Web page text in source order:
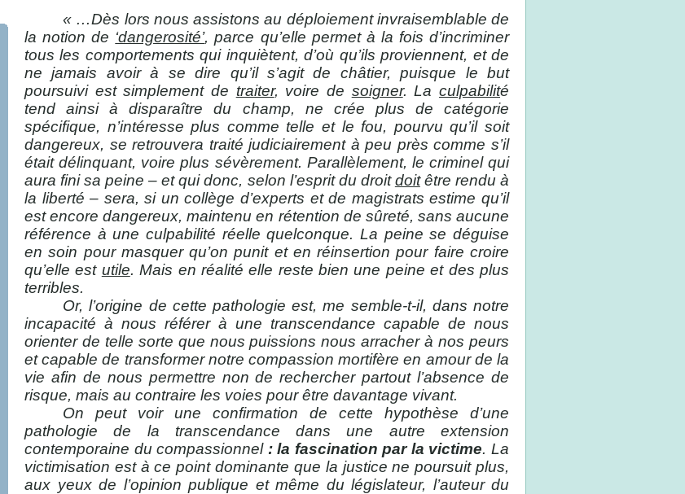
« …Dès lors nous assistons au déploiement invraisemblable de
la notion de ‘dangerosité’, parce qu’elle permet à la fois d’incriminer
tous les comportements qui inquiètent, d’où qu’ils proviennent, et de
ne jamais avoir à se dire qu’il s’agit de châtier, puisque le but
poursuivi est simplement de traiter, voire de soigner. Laculpabilité
tend ainsi à disparaître du champ, ne crée plus de catégorie
spécifique, n’intéresse plus comme telle et le fou, pourvu qu’il soit
dangereux, se retrouvera traité judiciairement à peu près comme s’il
était délinquant, voire plus sévèrement. Parallèlement, le criminel qui
aura fini sa peine – et qui donc, selon l’esprit du droitdoitêtre rendu à
la liberté – sera, si un collège d’experts et de magistrats estime qu’il
est encore dangereux, maintenu en rétention de sûreté, sans aucune
référence à une culpabilité réelle quelconque. La peine se déguise
en soin pour masquer qu’on punit et en réinsertion pour faire croire
qu’elle est utile. Mais en réalité elle reste bien une peine et des plus
terribles.
Or, l’origine de cette pathologie est, me semble-t-il, dans notre
incapacité à nous référer à une transcendance capable de nous
orienter de telle sorte que nous puissions nous arracher à nos peurs
et capable de transformer notre compassion mortifère en amour de la
vie afin de nous permettre non de rechercher partout l’absence de
risque, mais au contraire les voies pour être davantage vivant.
On peut voir une confirmation de cette hypothèse d’une
pathologie de la transcendance dans une autre extension
contemporaine du compassionnel : la fascination par la victime. La
victimisation est à ce point dominante que la justice ne poursuit plus,
aux yeux de l’opinion publique et même du législateur, l’auteur du